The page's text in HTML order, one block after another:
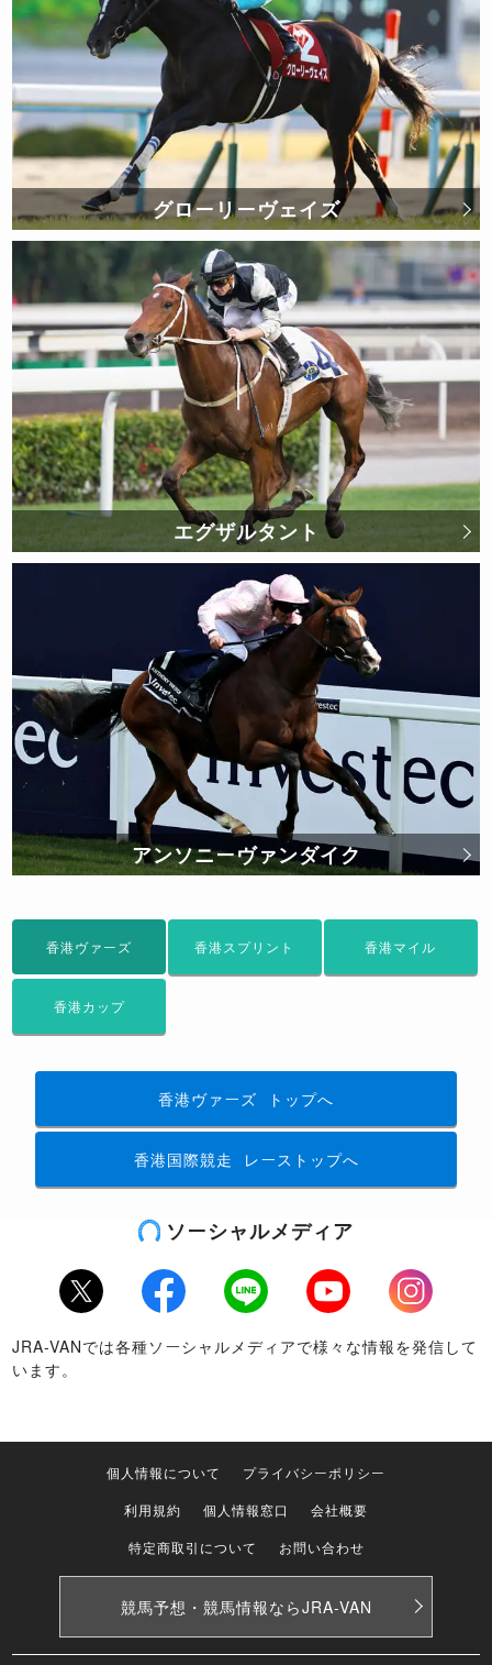
グローリーヴェイズ
エグザルタント
アンソニーヴァンダイク
香港ヴァーズ 香港スプリント 香港マイル
香港カップ
香港ヴァーズ トップへ
香港国際競走 レーストップへ
ソーシャルメディア
Twitter Facebook LINE Youtube
Instagram
JRA-VANでは各種ソーシャルメディアで様々な情報を発信して
います。
個人情報について
プライバシーポリシー
利用規約
個人情報窓口
会社概要
特定商取引について
お問い合わせ
競馬予想・競馬情報ならJRA-VAN